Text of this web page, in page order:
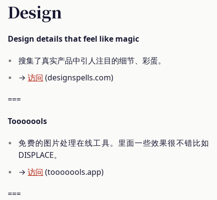
Design
Design details that feel like magic
搜集了真实产品中引人注目的细节、彩蛋。
→访问 (designspells.com)
===
Tooooools
免费的图片处理在线工具。里面一些效果很不错比如
DISPLACE。
→访问 (tooooools.app)
===